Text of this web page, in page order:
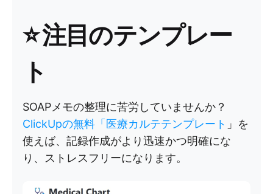
⭐ 注目のテンプレー
ト
SOAPメモの整理に苦労していませんか？
ClickUpの無料「医療カルテテンプレート 」を
使えば、記録作成がより迅速かつ明確にな
り、ストレスフリーになります。